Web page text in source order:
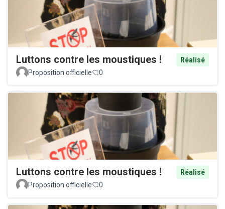
Luttons contre les moustiques !
Réalisé
Proposition officielle
0
Luttons contre les moustiques !
Réalisé
Proposition officielle
0